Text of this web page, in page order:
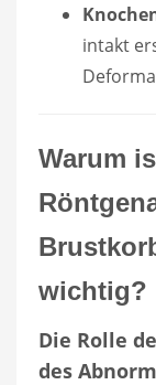
intakt
Warum
wichtig?
Die Rolle
des